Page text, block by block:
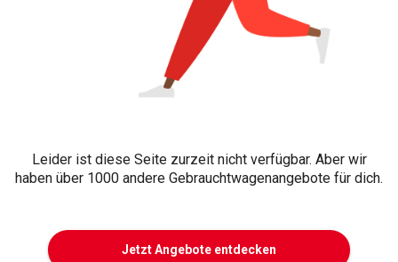
Leider ist diese Seite zurzeit nicht verfügbar. Aber wir
haben über 1000 andere Gebrauchtwagenangebote für dich.
Jetzt Angebote entdecken